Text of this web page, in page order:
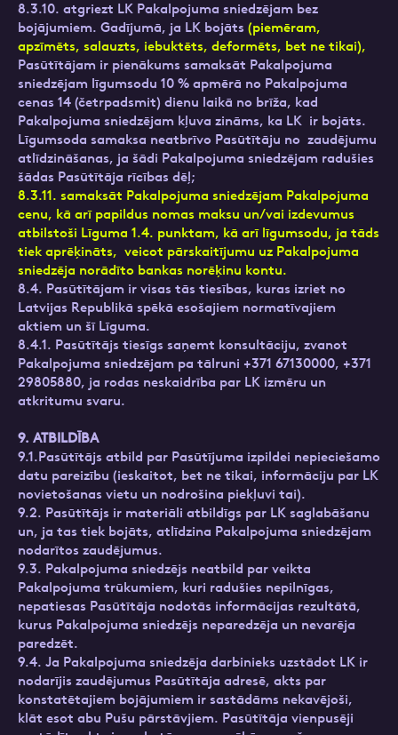
8.3.10. atgriezt LK Pakalpojuma sniedzējam bez
bojājumiem. Gadījumā, ja LK bojāts (piemēram,
apzīmēts, salauzts, iebuktēts, deformēts, bet ne tikai),
Pasūtītājam ir pienākums samaksāt Pakalpojuma
sniedzējam līgumsodu 10 % apmērā no Pakalpojuma
cenas 14 (četrpadsmit) dienu laikā no brīža, kad
Pakalpojuma sniedzējam kļuva zināms, ka LK ir bojāts.
Līgumsoda samaksa neatbrīvo Pasūtītāju no zaudējumu
atlīdzināšanas, ja šādi Pakalpojuma sniedzējam radušies
šādas Pasūtītāja rīcības dēļ;
8.3.11. samaksāt Pakalpojuma sniedzējam Pakalpojuma
cenu, kā arī papildus nomas maksu un/vai izdevumus
atbilstoši Līguma 1.4. punktam, kā arī līgumsodu, ja tāds
tiek aprēķināts, veicot pārskaitījumu uz Pakalpojuma
sniedzēja norādīto bankas norēķinu kontu.
8.4. Pasūtītājam ir visas tās tiesības, kuras izriet no
Latvijas Republikā spēkā esošajiem normatīvajiem
aktiem un šī Līguma.
8.4.1. Pasūtītājs tiesīgs saņemt konsultāciju, zvanot
Pakalpojuma sniedzējam pa tālruni +371 67130000, +371
29805880, ja rodas neskaidrība par LK izmēru un
atkritumu svaru.
9. ATBILDĪBA
9.1.Pasūtītājs atbild par Pasūtījuma izpildei nepieciešamo
datu pareizību (ieskaitot, bet ne tikai, informāciju par LK
novietošanas vietu un nodrošina piekļuvi tai).
9.2. Pasūtītājs ir materiāli atbildīgs par LK saglabāšanu
un, ja tas tiek bojāts, atlīdzina Pakalpojuma sniedzējam
nodarītos zaudējumus.
9.3. Pakalpojuma sniedzējs neatbild par veikta
Pakalpojuma trūkumiem, kuri radušies nepilnīgas,
nepatiesas Pasūtītāja nodotās informācijas rezultātā,
kurus Pakalpojuma sniedzējs neparedzēja un nevarēja
paredzēt.
9.4. Ja Pakalpojuma sniedzēja darbinieks uzstādot LK ir
nodarījis zaudējumus Pasūtītāja adresē, akts par
konstatētajiem bojājumiem ir sastādāms nekavējoši,
klāt esot abu Pušu pārstāvjiem. Pasūtītāja vienpusēji